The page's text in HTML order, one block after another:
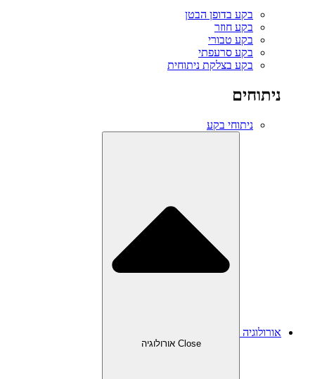
בקע בדופן הבטן
בקע חוזר
בקע טבורי
בקע סרעפתי
בקע בצלקת ניתוחית
ניתוחים
ניתוחי בקע
אורולוגיה
Close אורולוגיה